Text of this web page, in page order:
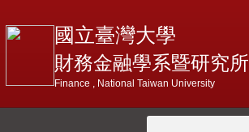
國立臺灣大學
財務金融學系暨研究所
Finance , National Taiwan University